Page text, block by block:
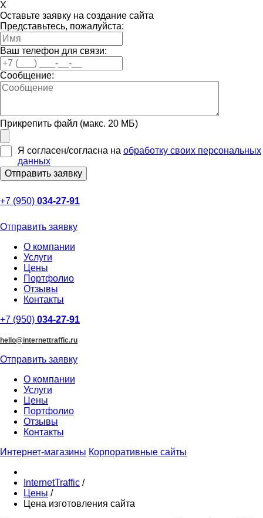
X
Оставьте заявку на создание сайта
Представьтесь, пожалуйста:
Ваш телефон для связи:
Сообщение:
Прикрепить файл (макс. 20 МБ)
Я согласен/согласна на обработку своих персональных
данных
+7 (950) 034-27-91
Отправить заявку
О компании
Услуги
Цены
Портфолио
Отзывы
Контакты
+7 (950) 034-27-91
hello@internettraffic.ru
Отправить заявку
О компании
Услуги
Цены
Портфолио
Отзывы
Контакты
Интернет-магазины Корпоративные сайты
InternetTraffic /
Цены /
Цена изготовления сайта